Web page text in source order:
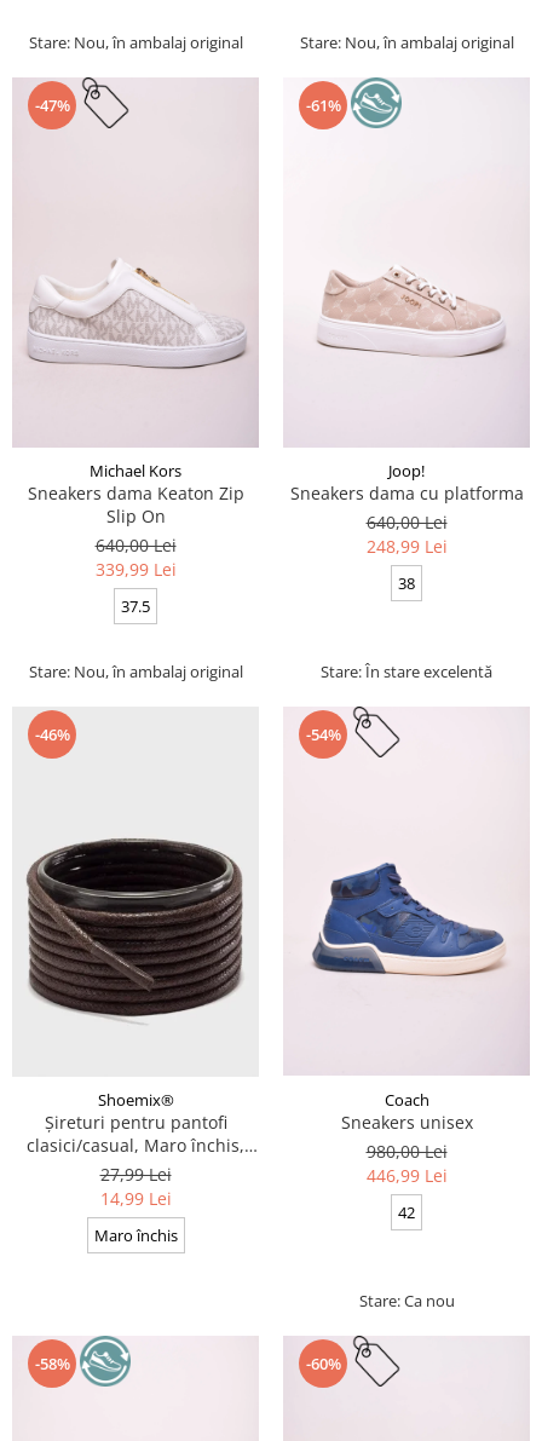
Stare: Nou, în ambalaj original Stare: Nou, în ambalaj original
-47%
Michael Kors
Sneakers dama Keaton Zip
Slip On
640,00 Lei
339,99 Lei
37.5
Stare: Nou, în ambalaj original
-61%
Joop!
Sneakers dama cu platforma
640,00 Lei
248,99 Lei
38
Stare: În stare excelentă
-46%
Shoemix®
Șireturi pentru pantofi
clasici/casual, Maro închis,
Cerate, Calitate premium, 110
cm x 0.3 cm
27,99 Lei
14,99 Lei
Maro închis
-54%
Coach
Sneakers unisex
980,00 Lei
446,99 Lei
42
Stare: Ca nou
-58% -60%